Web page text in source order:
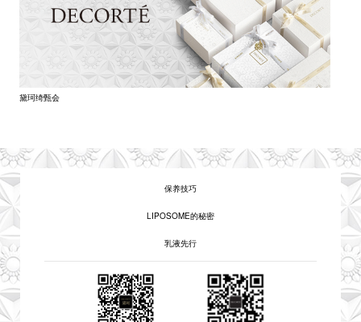
黛珂绮甄会
保养技巧
LIPOSOME的秘密
乳液先行